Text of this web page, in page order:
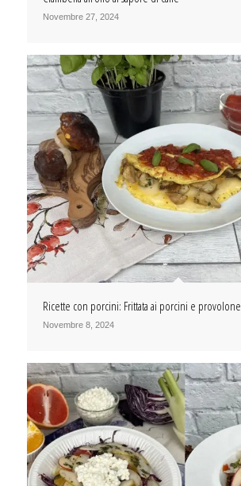
Novembre 27, 2024
Ricette con porcini: Frittata ai porcini e provolone
Novembre 8, 2024